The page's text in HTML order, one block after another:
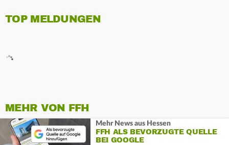
TOP MELDUNGEN
MEHR VON FFH
Mehr News aus Hessen
FFH ALS BEVORZUGTE QUELLE
BEI GOOGLE